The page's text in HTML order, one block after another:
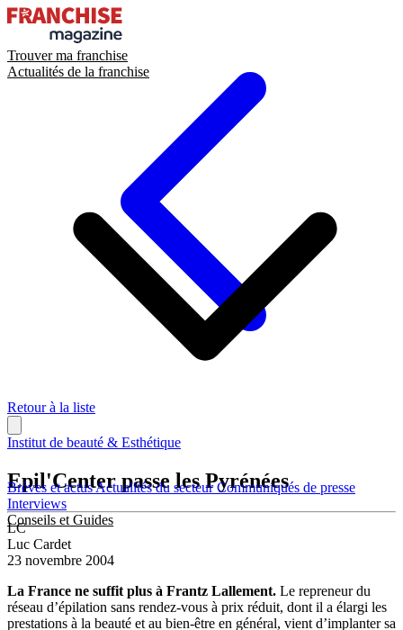
Trouver ma franchise
Actualités de la franchise
Brèves et actusActualités du secteurCommuniqués de presse
Interviews
Conseils et Guides
Retour à la liste
Institut de beauté & Esthétique
Epil'Center passe les Pyrénées
LC
Luc Cardet
23 novembre 2004
La France ne suffit plus à Frantz Lallement. Le repreneur du
réseau d’épilation sans rendez-vous à prix réduit, dont il a élargi les
prestations à la beauté et au bien-être en général, vient d’implanter sa